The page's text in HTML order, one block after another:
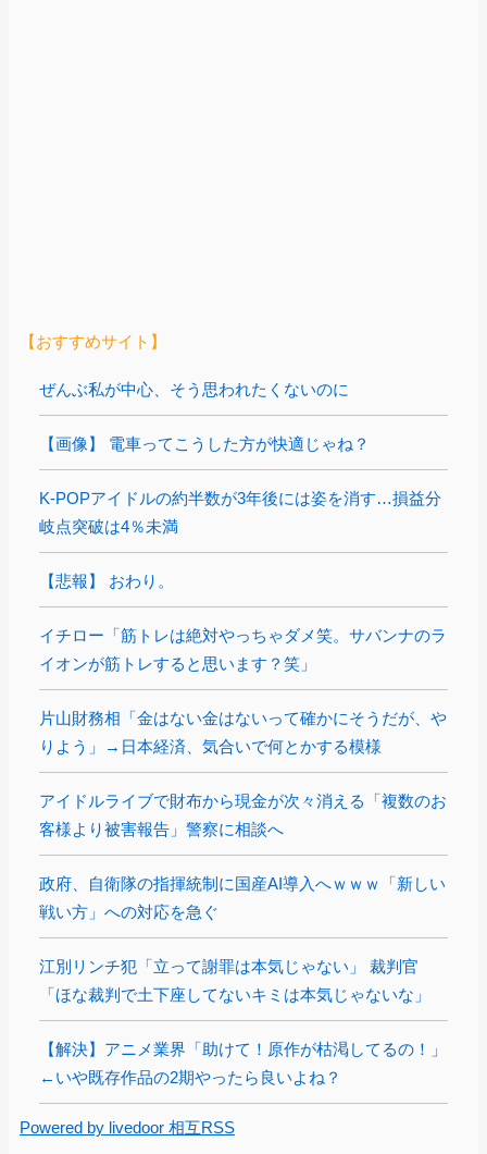
【おすすめサイト】
ぜんぶ私が中心、そう思われたくないのに
【画像】 電車ってこうした方が快適じゃね？
K-POPアイドルの約半数が3年後には姿を消す…損益分
岐点突破は4％未満
【悲報】 おわり。
イチロー「筋トレは絶対やっちゃダメ笑。サバンナのラ
イオンが筋トレすると思います？笑」
片山財務相「金はない金はないって確かにそうだが、や
りよう」→日本経済、気合いで何とかする模様
アイドルライブで財布から現金が次々消える「複数のお
客様より被害報告」警察に相談へ
政府、自衛隊の指揮統制に国産AI導入へｗｗｗ「新しい
戦い方」への対応を急ぐ
江別リンチ犯「立って謝罪は本気じゃない」 裁判官
「ほな裁判で土下座してないキミは本気じゃないな」
【解決】アニメ業界「助けて！原作が枯渇してるの！」
←いや既存作品の2期やったら良いよね？
Powered by livedoor 相互RSS